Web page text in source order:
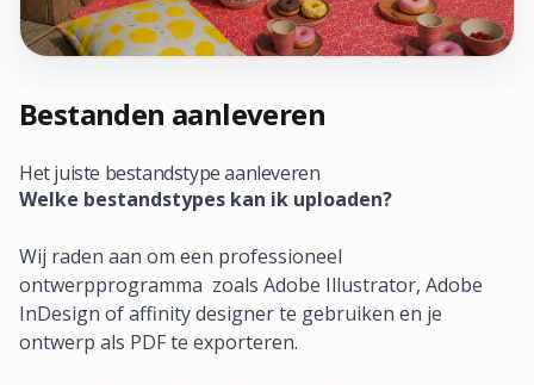
Bestanden aanleveren
Het juiste bestandstype aanleveren
Welke bestandstypes kan ik uploaden?
Wij raden aan om een professioneel
ontwerpprogramma zoals Adobe Illustrator, Adobe
InDesign of affinity designer te gebruiken en je
ontwerp als PDF te exporteren.